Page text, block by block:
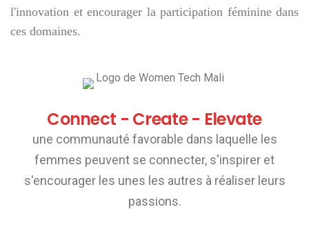
l'innovation et encourager la participation féminine dans
ces domaines.
Connect - Create - Elevate
une communauté favorable dans laquelle les
femmes peuvent se connecter, s'inspirer et
s'encourager les unes les autres à réaliser leurs
passions.